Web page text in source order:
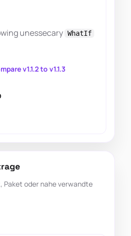
unessecary WhatIf
v1.1.2 to v1.1.3
Paket oder nahe verwandte